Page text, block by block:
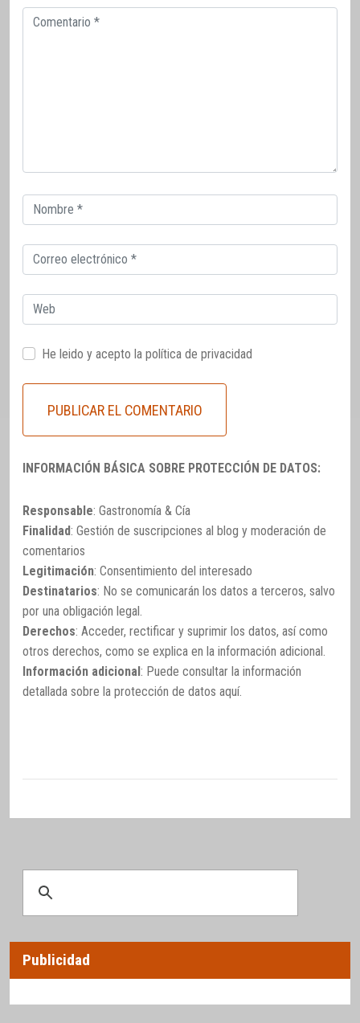
Comentario
Correo
electrónico
Correo
electrónico
Web
He leido y acepto la política de privacidad
INFORMACIÓN BÁSICA SOBRE PROTECCIÓN DE DATOS:
Responsable: Gastronomía & Cía
Finalidad: Gestión de suscripciones al blog y moderación de
comentarios
Legitimación: Consentimiento del interesado
Destinatarios: No se comunicarán los datos a terceros, salvo
por una obligación legal.
Derechos: Acceder, rectificar y suprimir los datos, así como
otros derechos, como se explica en la información adicional.
Información adicional: Puede consultar la información
detallada sobre la protección de datos aquí.
Publicidad